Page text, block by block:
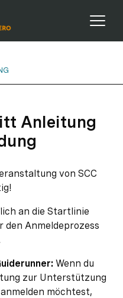
Anleitung
von SCC
an die Startlinie
den Anmeldeprozess
Wenn du
zur Unterstützung
möchtest,